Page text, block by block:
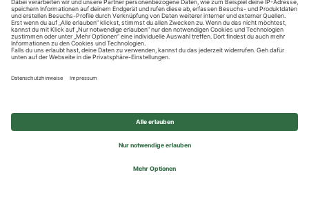
Impressum
Privatsphäre-Einstellungen
© 2026 REWE Group - All rights reserved